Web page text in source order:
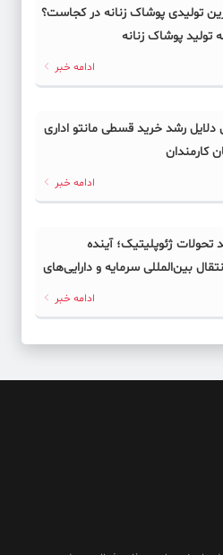
تولیدی پوشاک زنانه در کجاست؟
تولید پوشاک زنانه
ادامه خبر
دلایل رشد خرید قسطی مانتو اداری
کارمندان
ادامه خبر
تحولات ژئوپلیتیک؛ آینده
بین‌المللی سرمایه و دارایی‌های
ادامه خبر